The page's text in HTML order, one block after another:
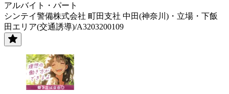
アルバイト・パート
シンテイ警備株式会社 町田支社 中田(神奈川)・立場・下飯
田エリア(交通誘導)/A3203200109